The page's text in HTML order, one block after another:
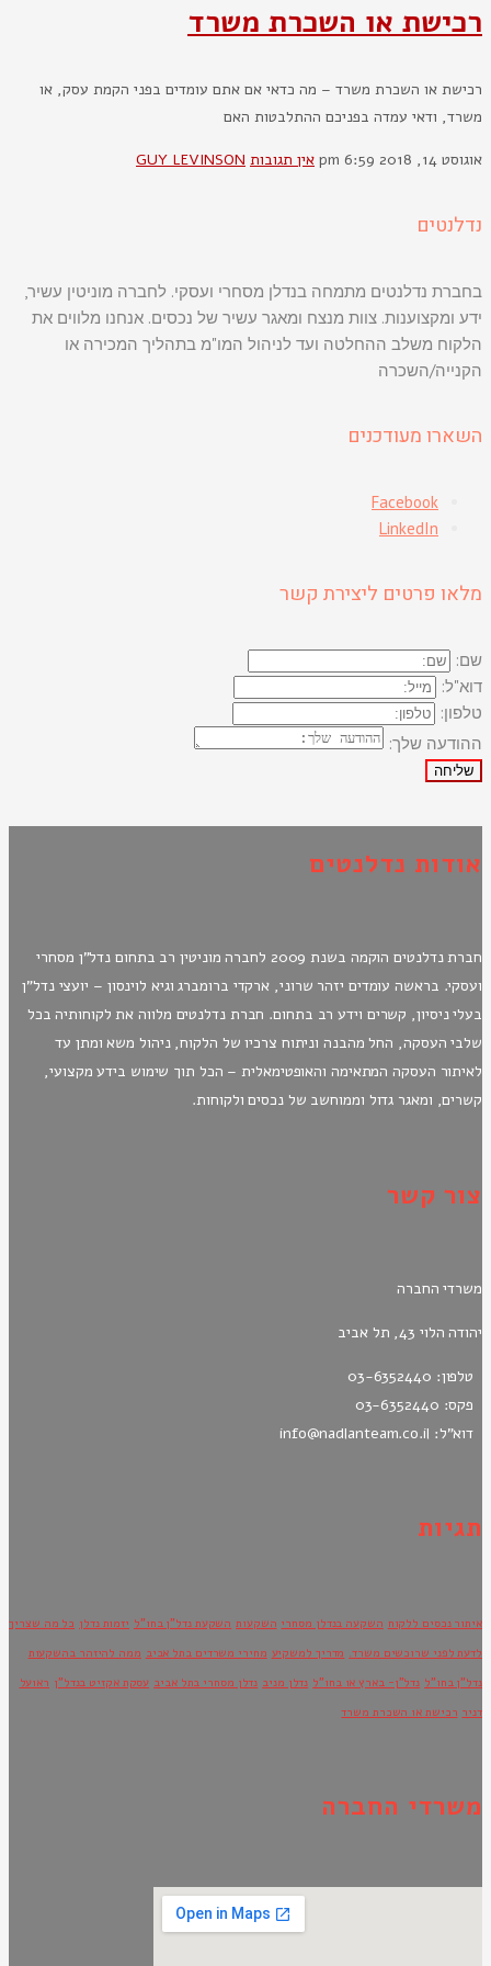
רכישת או השכרת משרד
רכישת או השכרת משרד – מה כדאי אם אתם עומדים בפני הקמת עסק, או
משרד, ודאי עמדה בפניכם ההתלבטות האם
אוגוסט 14, 2018 6:59 pm אין תגובות GUY LEVINSON
נדלנטים
בחברת נדלנטים מתמחה בנדלן מסחרי ועסקי. לחברה מוניטין עשיר,
ידע ומקצוענות. צוות מנצח ומאגר עשיר של נכסים. אנחנו מלווים את
הלקוח משלב ההחלטה ועד לניהול המו"מ בתהליך המכירה או
הקנייה/השכרה
השארו מעודכנים
Facebook
LinkedIn
מלאו פרטים ליצירת קשר
שם:
דוא"ל:
טלפון:
ההודעה שלך:
שליחה
אודות נדלנטים
חברת נדלנטים הוקמה בשנת 2009 לחברה מוניטין רב בתחום נדל"ן מסחרי
ועסקי. בראשה עומדים יזהר שרוני, ארקדי ברומברג וגיא לוינסון – יועצי נדל"ן
בעלי ניסיון, קשרים וידע רב בתחום. חברת נדלנטים מלווה את לקוחותיה בכל
שלבי העסקה, החל מהבנה וניתוח צרכיו של הלקוח, ניהול משא ומתן עד
לאיתור העסקה המתאימה והאופטימאלית – הכל תוך שימוש בידע מקצועי,
קשרים, ומאגר גדול וממוחשב של נכסים ולקוחות.
צור קשר
משרדי החברה
יהודה הלוי 43, תל אביב
טלפון: 03-6352440
פקס: 03-6352440
דוא"ל: info@nadlanteam.co.il
תגיות
איתור נכסים ללקוח השקעה בנדלן מסחרי השקעות השקעת נדל"ן בחו"ל יזמות נדלן כל מה שצריך
לדעת לפני שרוכשים משרד. מדריך למשקיע מחירי משרדים בתל אביב ממה להיזהר בהשקעות
נדל"ן בחו"ל נדל"ן- בארץ או בחו"ל נדלן מניב נדלן מסחרי בתל אביב עסקת אקזיט בנדל"ן ראועל
דניר רכישת או השכרת משרד
משרדי החברה